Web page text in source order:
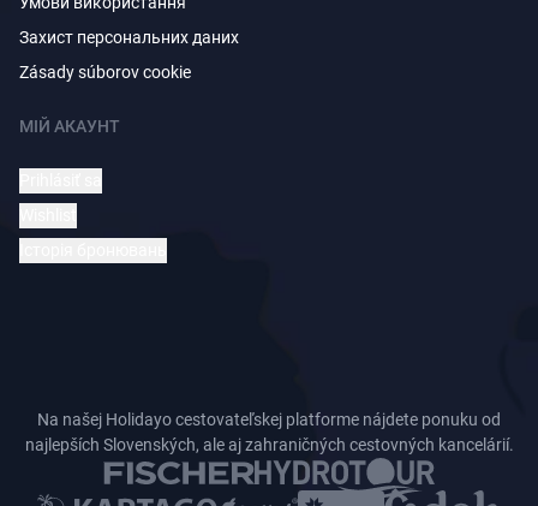
Захист персональних даних
Zásady súborov cookie
МІЙ АКАУНТ
Na našej Holidayo cestovateľskej platforme nájdete ponuku od
najlepších Slovenských, ale aj zahraničných cestovných kancelárií.